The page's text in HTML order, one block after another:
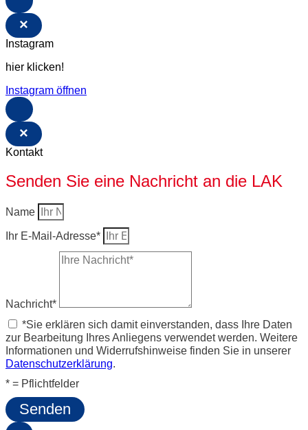
×
Instagram
hier klicken!
Instagram öffnen
×
Kontakt
Senden Sie eine Nachricht an die LAK
Name
Ihr E-Mail-Adresse*
Nachricht*
*Sie erklären sich damit einverstanden, dass Ihre Daten
zur Bearbeitung Ihres Anliegens verwendet werden. Weitere
Informationen und Widerrufshinweise finden Sie in unserer
Datenschutzerklärung.
* = Pflichtfelder
Senden